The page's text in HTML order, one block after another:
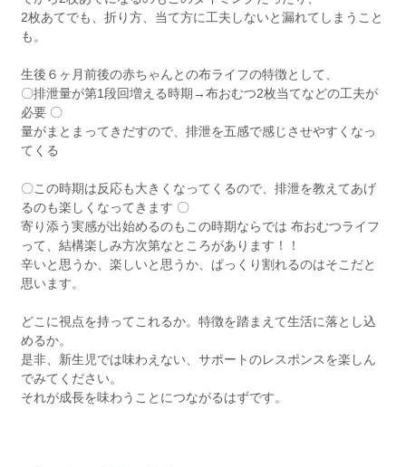
2枚あてでも、折り方、当て方に工夫しないと漏れてしまうこと
も。
生後６ヶ月前後の赤ちゃんとの布ライフの特徴として、
〇排泄量が第1段回増える時期→布おむつ2枚当てなどの工夫が
必要 〇
量がまとまってきだすので、排泄を五感で感じさせやすくなっ
てくる
〇この時期は反応も大きくなってくるので、排泄を教えてあげ
るのも楽しくなってきます 〇
寄り添う実感が出始めるのもこの時期ならでは 布おむつライフ
って、結構楽しみ方次第なところがあります！！
辛いと思うか、楽しいと思うか、ぱっくり割れるのはそこだと
思います。
どこに視点を持ってこれるか。特徴を踏まえて生活に落とし込
めるか。
是非、新生児では味わえない、サポートのレスポンスを楽しん
でみてください。
それが成長を味わうことにつながるはずです。